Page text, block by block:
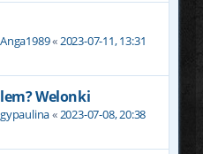
Anga1989« 2023-07-11, 13:31
Welonki
gypaulina« 2023-07-08, 20:38